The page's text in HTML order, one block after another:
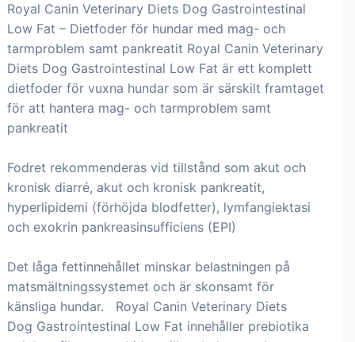
Royal Canin Veterinary Diets Dog Gastrointestinal
Low Fat – Dietfoder för hundar med mag- och
tarmproblem samt pankreatit Royal Canin Veterinary
Diets Dog Gastrointestinal Low Fat är ett komplett
dietfoder för vuxna hundar som är särskilt framtaget
för att hantera mag- och tarmproblem samt
pankreatit
Fodret rekommenderas vid tillstånd som akut och
kronisk diarré, akut och kronisk pankreatit,
hyperlipidemi (förhöjda blodfetter), lymfangiektasi
och exokrin pankreasinsufficiens (EPI)
Det låga fettinnehållet minskar belastningen på
matsmältningssystemet och är skonsamt för
känsliga hundar. Royal Canin Veterinary Diets
Dog Gastrointestinal Low Fat innehåller prebiotika